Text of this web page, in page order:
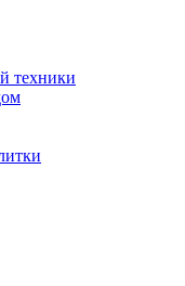
техники